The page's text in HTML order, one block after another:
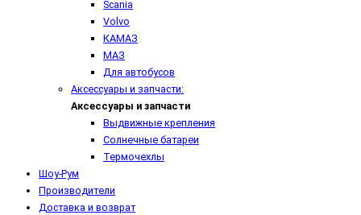
Scania
Volvo
КАМАЗ
МАЗ
Для автобусов
Аксессуары и запчасти:
Аксессуары и запчасти
Выдвижные крепления
Солнечные батареи
Термочехлы
Шоу-Рум
Производители
Доставка и возврат